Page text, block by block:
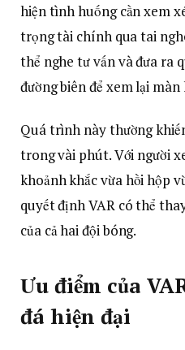
hiện tình huống cần xem
trọng tài chính qua tai
thể nghe tư vấn và đưa ra
đường biên để xem lại màn
Quá trình này thường
trong vài phút. Với người
khoảnh khắc vừa hồi hộp
quyết định VAR có thể
của cả hai đội bóng.
Ưu điểm của
đá hiện đại